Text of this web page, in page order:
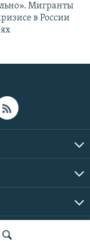
Мигранты
в России
права защищены.